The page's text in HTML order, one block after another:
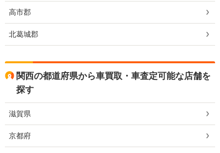
高市郡
北葛城郡
関西の都道府県から車買取・車査定可能な店舗を
探す
滋賀県
京都府